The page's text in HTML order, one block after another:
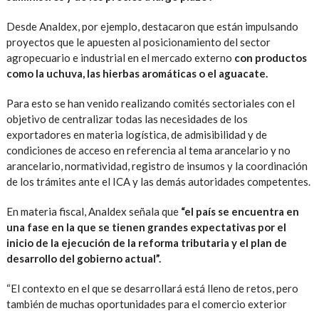
Desde Analdex, por ejemplo, destacaron que están impulsando
proyectos que le apuesten al posicionamiento del sector
agropecuario e industrial en el mercado externo con productos
como la uchuva, las hierbas aromáticas o el aguacate.
Para esto se han venido realizando comités sectoriales con el
objetivo de centralizar todas las necesidades de los
exportadores en materia logística, de admisibilidad y de
condiciones de acceso en referencia al tema arancelario y no
arancelario, normatividad, registro de insumos y la coordinación
de los trámites ante el ICA y las demás autoridades competentes.
En materia fiscal, Analdex señala que “el país se encuentra en
una fase en la que se tienen grandes expectativas por el
inicio de la ejecución de la reforma tributaria y el plan de
desarrollo del gobierno actual”.
“El contexto en el que se desarrollará está lleno de retos, pero
también de muchas oportunidades para el comercio exterior